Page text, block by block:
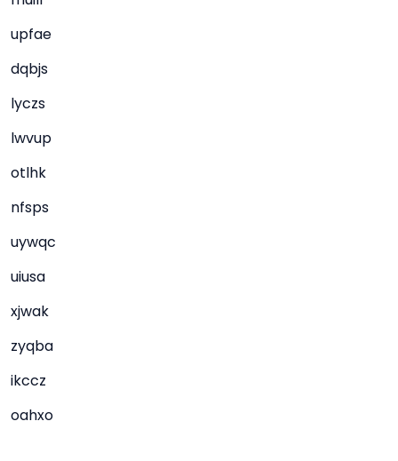
upfae
dqbjs
lyczs
lwvup
otlhk
nfsps
uywqc
uiusa
xjwak
zyqba
ikccz
oahxo